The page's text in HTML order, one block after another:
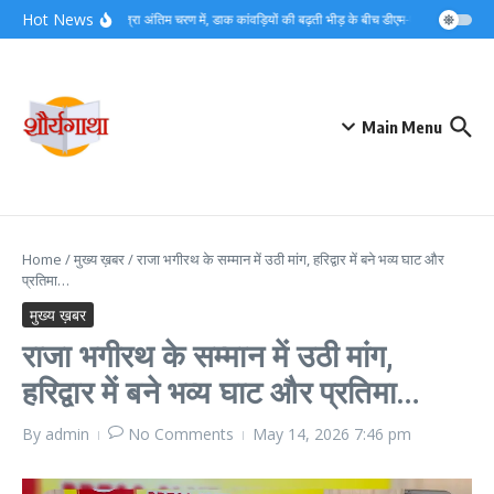
Skip to content
Hot Newsकांवड़ यात्रा अंतिम चरण में, डाक कांवड़ियों की बढ़ती भीड़ के बीच डीएम-एसएसपी ने संभाला
Main Menu
Home /मुख्य ख़बर/राजा भगीरथ के सम्मान में उठी मांग, हरिद्वार में बने भव्य घाट और
प्रतिमा…
मुख्य ख़बर
राजा भगीरथ के सम्मान में उठी मांग,
हरिद्वार में बने भव्य घाट और प्रतिमा…
By admin No Comments May 14, 2026 7:46 pm